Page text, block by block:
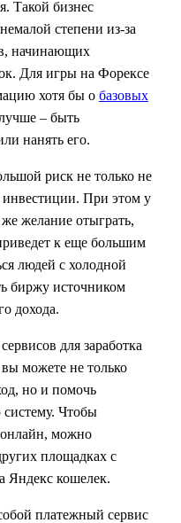
Такой бизнес
степени из-за
начинающих
Для игры на Форексе
хотя бы о базовых
– быть
нанять его.
риск не только не
инвестиции. При этом у
желание отыграть,
к еще большим
людей с холодной
биржу источником
дохода.
для заработка
можете не только
но и помочь
систему. Чтобы
можно
площадках с
Яндекс кошелек.
платежный сервис